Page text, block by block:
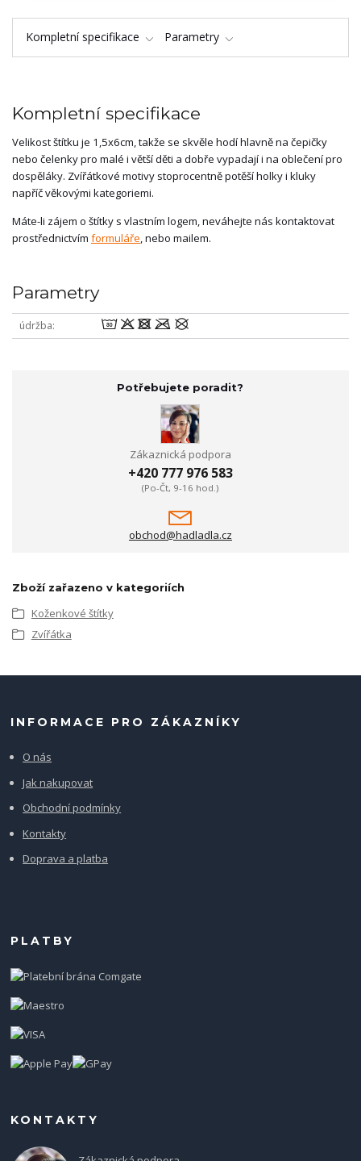
Kompletní specifikace Parametry
Kompletní specifikace
Velikost štítku je 1,5x6cm, takže se skvěle hodí hlavně na čepičky
nebo čelenky pro malé i větší děti a dobře vypadají i na oblečení pro
dospěláky. Zvířátkové motivy stoprocentně potěší holky i kluky
napříč věkovými kategoriemi.
Máte-li zájem o štítky s vlastním logem, neváhejte nás kontaktovat
prostřednictvím formuláře, nebo mailem.
Parametry
údržba wodmU
Potřebujete poradit?
Zákaznická podpora
+420 777 976 583
(Po-Čt, 9-16 hod.)
obchod@hadladla.cz
Zboží zařazeno v kategoriích
Koženkové štítky
Zvířátka
INFORMACE PRO ZÁKAZNÍKY
O nás
Jak nakupovat
Obchodní podmínky
Kontakty
Doprava a platba
PLATBY
KONTAKTY